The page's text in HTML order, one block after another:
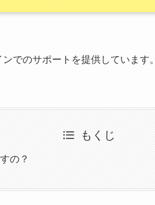
でのサポートを提供しています。
もくじ
の？